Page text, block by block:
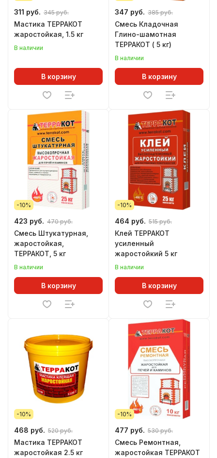
311 руб. 345 руб.
Мастика ТЕРРАКОТ
жаростойкая, 1.5 кг
В наличии
В корзину
347 руб. 385 руб.
Смесь Кладочная
Глино-шамотная
ТЕРРАКОТ ( 5 кг)
В наличии
В корзину
-10%
423 руб. 470 руб.
Смесь Штукатурная,
жаростойкая,
ТЕРРАКОТ, 5 кг
В наличии
В корзину
-10%
464 руб. 515 руб.
Клей ТЕРРАКОТ
усиленный
жаростойкий 5 кг
В наличии
В корзину
-10%
468 руб. 520 руб.
Мастика ТЕРРАКОТ
жаростойкая 2.5 кг
-10%
477 руб. 530 руб.
Смесь Ремонтная,
жаростойкая ТЕРРАКОТ